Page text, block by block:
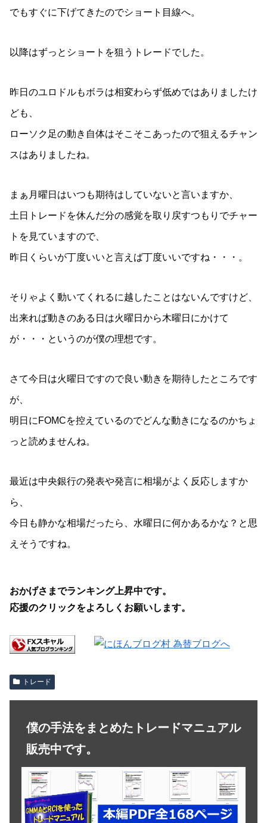
でもすぐに下げてきたのでショート目線へ。
以降はずっとショートを狙うトレードでした。
昨日のユロドルもボラは相変わらず低めではありましたけ
ども、
ローソク足の動き自体はそこそこあったので狙えるチャン
スはありましたね。
まぁ月曜日はいつも期待はしていないと言いますか、
土日トレードを休んだ分の感覚を取り戻すつもりでチャー
トを見ていますので、
昨日くらいが丁度いいと言えば丁度いいですね・・・。
そりゃよく動いてくれるに越したことはないんですけど、
出来れば動きのある日は火曜日から木曜日にかけて
が・・・というのが僕の理想です。
さて今日は火曜日ですので良い動きを期待したところです
が、
明日にFOMCを控えているのでどんな動きになるのかちょ
っと読めませんね。
最近は中央銀行の発表や発言に相場がよく反応しますか
ら、
今日も静かな相場だったら、水曜日に何かあるかな？と思
えそうですね。
おかげさまでランキング上昇中です。
応援のクリックをよろしくお願いします。
トレード
僕の手法をまとめたトレードマニュアル
販売中です。